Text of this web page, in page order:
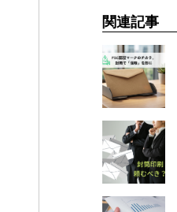
関連記事